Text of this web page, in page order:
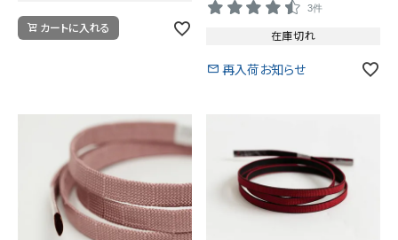
カートに入れる
3件
在庫切れ
再入荷お知らせ